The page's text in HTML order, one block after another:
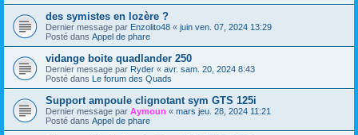
des symistes en lozère ?
Dernier message par Enzolito48 « juin ven. 07, 2024 13:29
Posté dans Appel de phare
vidange boite quadlander 250
Dernier message par Ryder « avr. sam. 20, 2024 8:43
Posté dans Le forum des Quads
Support ampoule clignotant sym GTS 125i
Dernier message par Aymoun « mars jeu. 28, 2024 11:21
Posté dans Appel de phare